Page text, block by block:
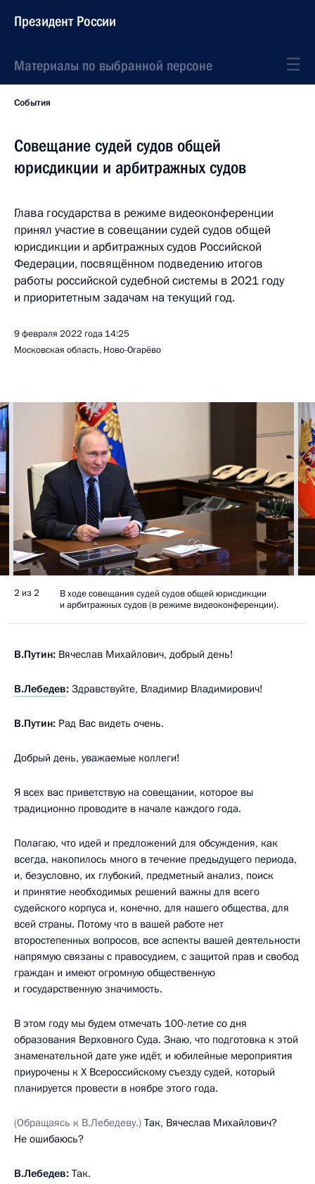
Президент России
Материалы по выбранной персоне
События
Совещание судей судов общей
юрисдикции и арбитражных судов
Глава государства в режиме видеоконференции
принял участие в совещании судей судов общей
юрисдикции и арбитражных судов Российской
Федерации, посвящённом подведению итогов
работы российской судебной системы в 2021 году
и приоритетным задачам на текущий год.
9 февраля 2022 года 14:25
Московская область, Ново-Огарёво
2 из 2
В ходе совещания судей судов общей юрисдикции
и арбитражных судов (в режиме видеоконференции).
В.Путин: Вячеслав Михайлович, добрый день!
В.Лебедев: Здравствуйте, Владимир Владимирович!
В.Путин: Рад Вас видеть очень.
Добрый день, уважаемые коллеги!
Я всех вас приветствую на совещании, которое вы
традиционно проводите в начале каждого года.
Полагаю, что идей и предложений для обсуждения, как
всегда, накопилось много в течение предыдущего периода,
и, безусловно, их глубокий, предметный анализ, поиск
и принятие необходимых решений важны для всего
судейского корпуса и, конечно, для нашего общества, для
всей страны. Потому что в вашей работе нет
второстепенных вопросов, все аспекты вашей деятельности
напрямую связаны с правосудием, с защитой прав и свобод
граждан и имеют огромную общественную
и государственную значимость.
В этом году мы будем отмечать 100-летие со дня
образования Верховного Суда. Знаю, что подготовка к этой
знаменательной дате уже идёт, и юбилейные мероприятия
приурочены к X Всероссийскому съезду судей, который
планируется провести в ноябре этого года.
(Обращаясь к В.Лебедеву.) Так, Вячеслав Михайлович?
Не ошибаюсь?
В.Лебедев: Так.